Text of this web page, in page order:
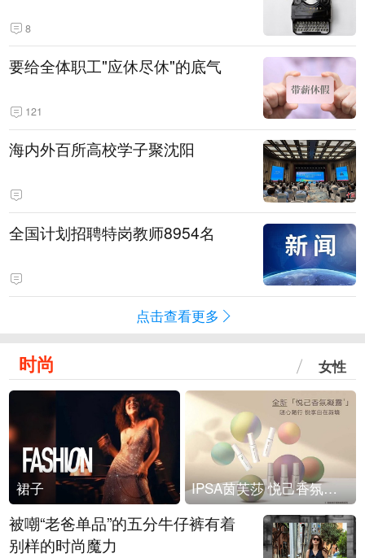
8
要给全体职工"应休尽休"的底气
121
海内外百所高校学子聚沈阳
全国计划招聘特岗教师8954名
点击查看更多
时尚 女性
裙子 IPSA茵芙莎 悦己香氛凝露上市
被嘲“老爸单品”的五分牛仔裤有着
别样的时尚魔力